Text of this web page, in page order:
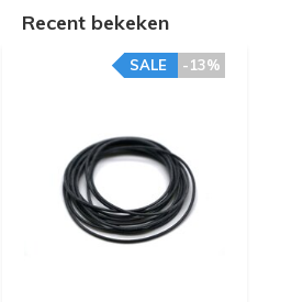
Recent bekeken
-13%
SALE